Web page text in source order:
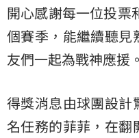
開心感謝每一位投票
個賽季，能繼續聽見
友們一起為戰神應援。
得獎消息由球團設計
名任務的菲菲，在翻